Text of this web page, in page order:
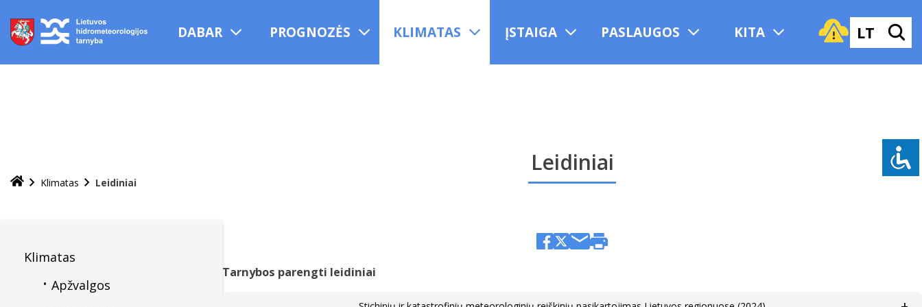
pereiti
turinį
DABAR PROGNOZĖS KLIMATAS ĮSTAIGA PASLAUGOS KITA LT
Klimatas
Apžvalgos
Klimatas Leidiniai
Leidiniai
Tarnybos parengti leidiniai